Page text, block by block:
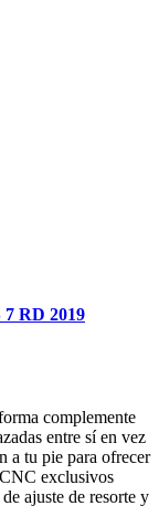
RD 2019
complemente
entre sí en vez
a tu pie para ofrecer
exclusivos
ajuste de resorte y